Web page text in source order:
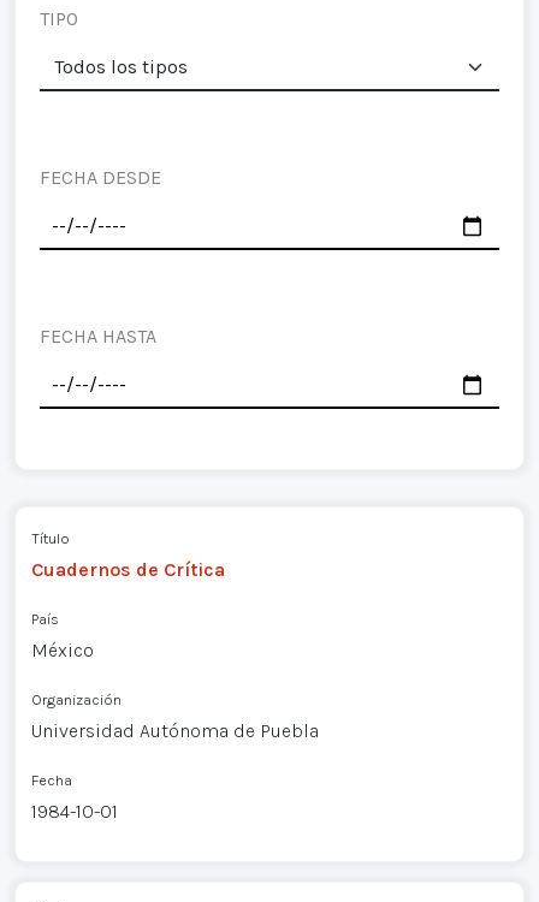
TIPO
FECHA DESDE
FECHA HASTA
Título
Cuadernos de Crítica
País
México
Organización
Universidad Autónoma de Puebla
Fecha
1984-10-01